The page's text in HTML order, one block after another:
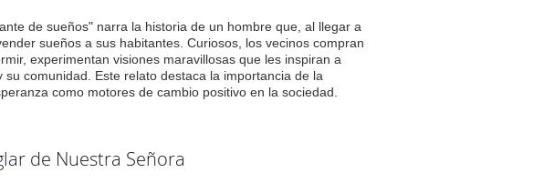
de sueños" narra la historia de un hombre que, al llegar a
sueños a sus habitantes. Curiosos, los vecinos compran
experimentan visiones maravillosas que les inspiran a
su comunidad. Este relato destaca la importancia de la
como motores de cambio positivo en la sociedad.
de Nuestra Señora